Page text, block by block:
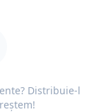
Distribuie-l